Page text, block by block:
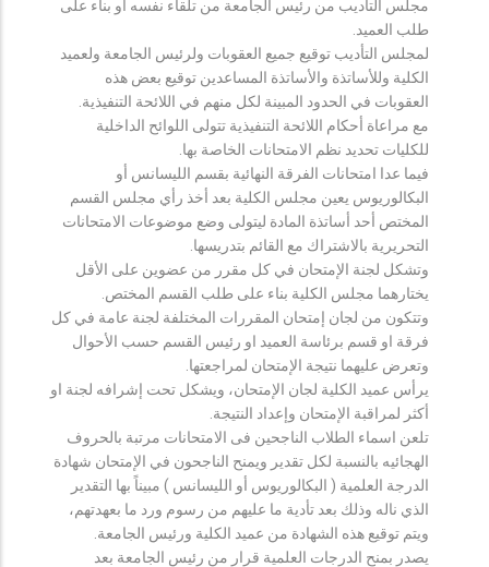
مجلس التأديب من رئيس الجامعة من تلقاء نفسه أو بناء على
طلب العميد.
لمجلس التأديب توقيع جميع العقوبات ولرئيس الجامعة ولعميد
الكلية وللأساتذة والأساتذة المساعدين توقيع بعض هذه
العقوبات في الحدود المبينة لكل منهم في اللائحة التنفيذية.
مع مراعاة أحكام اللائحة التنفيذية تتولى اللوائح الداخلية
للكليات تحديد نظم الامتحانات الخاصة بها.
فيما عدا امتحانات الفرقة النهائية بقسم الليسانس أو
البكالوريوس يعين مجلس الكلية بعد أخذ رأي مجلس القسم
المختص أحد أساتذة المادة ليتولى وضع موضوعات الامتحانات
التحريرية بالاشتراك مع القائم بتدريسها.
وتشكل لجنة الإمتحان في كل مقرر من عضوين على الأقل
يختارهما مجلس الكلية بناء على طلب القسم المختص.
وتتكون من لجان إمتحان المقررات المختلفة لجنة عامة في كل
فرقة او قسم برئاسة العميد او رئيس القسم حسب الأحوال
وتعرض عليهما نتيجة الإمتحان لمراجعتها.
يرأس عميد الكلية لجان الإمتحان، ويشكل تحت إشرافه لجنة او
أكثر لمراقبة الإمتحان وإعداد النتيجة.
تلعن اسماء الطلاب الناجحين فى الامتحانات مرتبة بالحروف
الهجائيه بالنسبة لكل تقدير ويمنح الناجحون في الإمتحان شهادة
الدرجة العلمية ( البكالوريوس أو الليسانس ) مبيناً بها التقدير
الذي ناله وذلك بعد تأدية ما عليهم من رسوم ورد ما بعهدتهم،
ويتم توقيع هذه الشهادة من عميد الكلية ورئيس الجامعة.
يصدر بمنح الدرجات العلمية قرار من رئيس الجامعة بعد